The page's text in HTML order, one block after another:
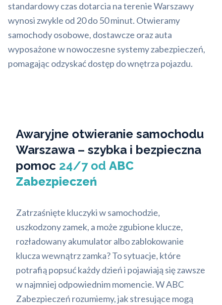
standardowy czas dotarcia na terenie Warszawy
wynosi zwykle od 20 do 50 minut. Otwieramy
samochody osobowe, dostawcze oraz auta
wyposażone w nowoczesne systemy zabezpieczeń,
pomagając odzyskać dostęp do wnętrza pojazdu.
Awaryjne otwieranie samochodu
Warszawa – szybka i bezpieczna
pomoc 24/7 od ABC
Zabezpieczeń
Zatrzaśnięte kluczyki w samochodzie,
uszkodzony zamek, a może zgubione klucze,
rozładowany akumulator albo zablokowanie
klucza wewnątrz zamka? To sytuacje, które
potrafią popsuć każdy dzień i pojawiają się zawsze
w najmniej odpowiednim momencie. W ABC
Zabezpieczeń rozumiemy, jak stresujące mogą